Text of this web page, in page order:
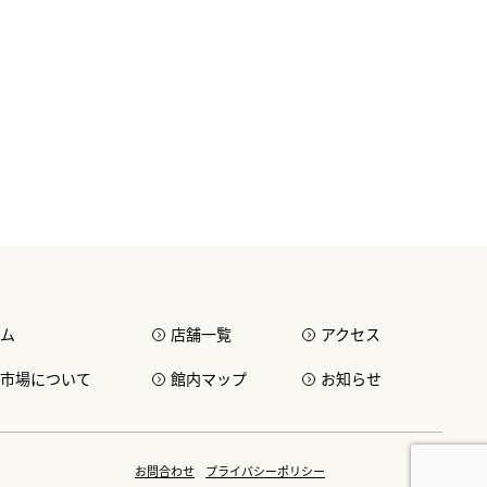
店舗一覧 アクセス
場について 館内マップ お知らせ
お問合わせ プライバシーポリシー